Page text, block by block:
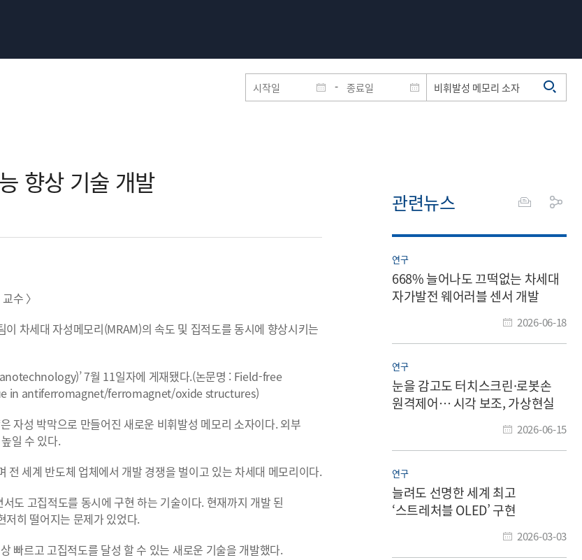
홈페이지 통합검색
-
향상 기술 개발​
수 〉
차세대 자성메모리(MRAM)의 속도 및 집적도를 동시에 향상시키는
7월 11일자에 게재됐다.(논문명 : Field-free
in antiferromagnet/ferromagnet/oxide structures)
자성 박막으로 만들어진 새로운 비휘발성 메모리 소자이다. 외부
일 수 있다.
세계 반도체 업체에서 개발 경쟁을 벌이고 있는 차세대 메모리이다.
도 고집적도를 동시에 구현 하는 기술이다. 현재까지 개발 된
저히 떨어지는 문제가 있었다.
빠르고 고집적도를 달성 할 수 있는 새로운 기술을 개발했다.
관련뉴스
연구
668% 늘어나도 끄떡없는 차세대
자가발전 웨어러블 센서 개발
2026-06-18
연구
눈을 감고도 터치스크린·로봇손
원격제어… 시각 보조, 가상현실
2026-06-15
연구
늘려도 선명한 세계 최고
‘스트레처블 OLED’ 구현
2026-03-03